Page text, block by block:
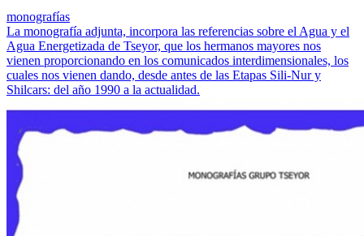
monografías
La monografía adjunta, incorpora las referencias sobre el Agua y el
Agua Energetizada de Tseyor, que los hermanos mayores nos
vienen proporcionando en los comunicados interdimensionales, los
cuales nos vienen dando, desde antes de las Etapas Sili-Nur y
Shilcars: del año 1990 a la actualidad.